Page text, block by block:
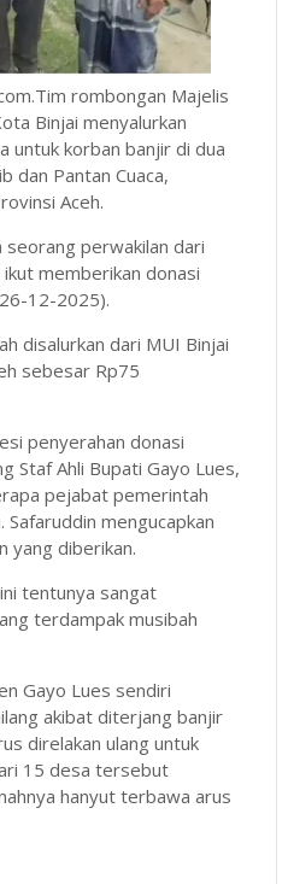
rombongan Majelis
Binjai menyalurkan
untuk korban banjir di dua
dan Pantan Cuaca,
Aceh.
seorang perwakilan dari
memberikan donasi
12-2025).
disalurkan dari MUI Binjai
sebesar Rp75
penyerahan donasi
Staf Ahli Bupati Gayo Lues,
pejabat pemerintah
mengucapkan
yang diberikan.
tentunya sangat
terdampak musibah
Gayo Lues sendiri
akibat diterjang banjir
direlakan ulang untuk
15 desa tersebut
hanyut terbawa arus